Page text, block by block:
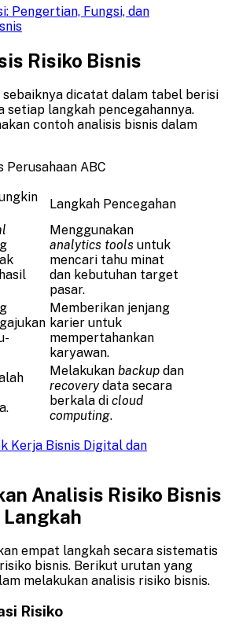
Pengertian, Fungsi, dan
Risiko Bisnis
sebaiknya dicatat dalam tabel berisi
setiap langkah pencegahannya.
contoh analisis bisnis dalam
Perusahaan ABC
Langkah Pencegahan
Menggunakan
analytics tools untuk
mencari tahu minat
dan kebutuhan target
pasar.
Memberikan jenjang
karier untuk
mempertahankan
karyawan.
Melakukan backup dan
recoverydata secara
berkala di cloud
computing.
Kerja Bisnis Digital dan
Analisis Risiko Bisnis
empat langkah secara sistematis
bisnis. Berikut urutan yang
melakukan analisis risiko bisnis.
Risiko